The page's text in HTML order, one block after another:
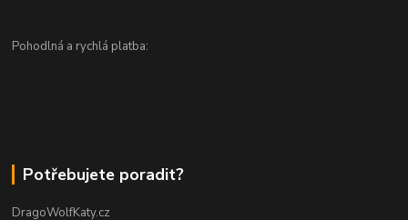
Pohodlná a rychlá platba:
Potřebujete poradit?
DragoWolfKaty.cz